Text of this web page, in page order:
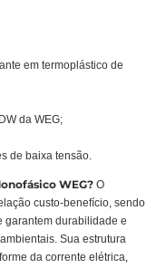
em termoplástico de
da WEG;
de baixa tensão.
WEG? O
custo-benefício, sendo
garantem durabilidade e
Sua estrutura
da corrente elétrica,